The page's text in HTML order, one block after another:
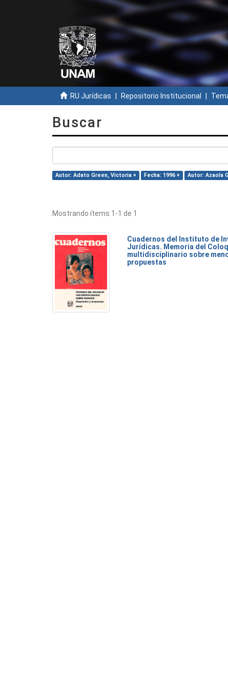
RU Jurídicas Repositorio Institucional
Buscar
Autor: Adato Green, Victoria × Fecha: 1996 × Autor: Azaola
Mostrando ítems 1-1 de 1
Cuadernos del Instituto de
Jurídicas. Memoria del
multidisciplinario sobre
propuestas